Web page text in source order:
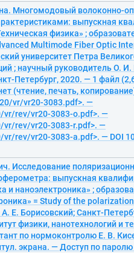
Многомодовый волоконно-
выпускная
физика» ;
Multimode Fiber Optic
университет Петра
; научный руководитель О. И.
Петербург, 2020. — 1 файл
(чтение, печать,
vr/vr20-3083.pdf>. —
rev/vr20-3083-o.pdf>. —
rev/vr20-3083-r.pdf>. —
rev/vr20-3083-a.pdf>. — DOI
Исследование
выпускная
и наноэлектроника» ;
= Study of the
Е. Борисовский; Санкт-
физики, нанотехнологий и
по нормоконтролю Е. В.
экрана. — Доступ по паролю